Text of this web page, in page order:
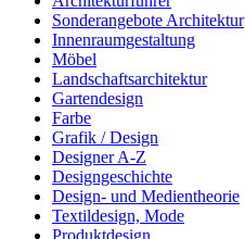
Sonderangebote Architektur
Innenraumgestaltung
Möbel
Landschaftsarchitektur
Gartendesign
Farbe
Grafik / Design
Designer A-Z
Designgeschichte
Design- und Medientheorie
Textildesign, Mode
Produktdesign